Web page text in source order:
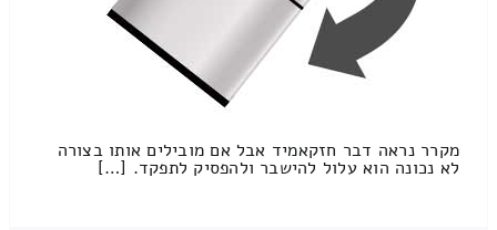
מקרר נראה דבר חזקאמיד אבל אם מובילים אותו בצורה
לא נכונה הוא עלול להישבר ולהפסיק לתפקד. […]